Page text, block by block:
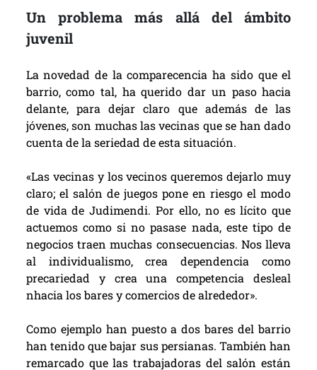
Un problema más allá del ámbito
juvenil
La novedad de la comparecencia ha sido que el
barrio, como tal, ha querido dar un paso hacia
delante, para dejar claro que además de las
jóvenes, son muchas las vecinas que se han dado
cuenta de la seriedad de esta situación.
«Las vecinas y los vecinos queremos dejarlo muy
claro; el salón de juegos pone en riesgo el modo
de vida de Judimendi. Por ello, no es lícito que
actuemos como si no pasase nada, este tipo de
negocios traen muchas consecuencias. Nos lleva
al individualismo, crea dependencia como
precariedad y crea una competencia desleal
nhacia los bares y comercios de alrededor».
Como ejemplo han puesto a dos bares del barrio
han tenido que bajar sus persianas. También han
remarcado que las trabajadoras del salón están